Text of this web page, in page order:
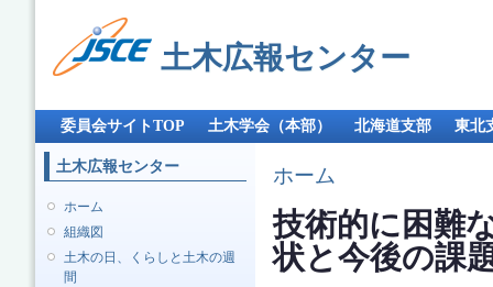
テ
動
土木広報センター
メインメニュー
委員会サイトTOP 土木学会（本部） 北海道支部 東北
土木広報センター
ホーム
組織図
土木の日、くらしと土木の週
間
現在地
ホーム
技術的に困難
状と今後の課